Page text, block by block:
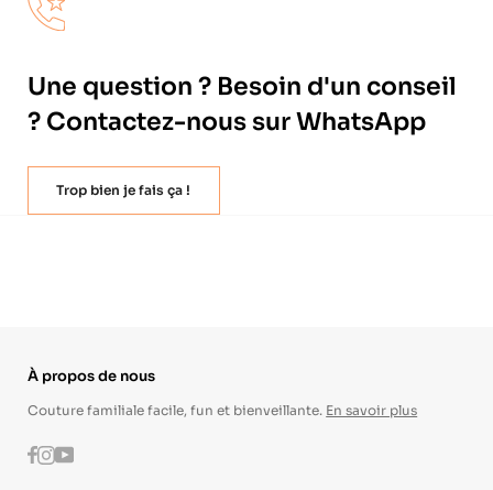
Une question ? Besoin d'un conseil
? Contactez-nous sur WhatsApp
Trop bien je fais ça !
À propos de nous
Couture familiale facile, fun et bienveillante. En savoir plus
Facebook
Instagram
Youtube